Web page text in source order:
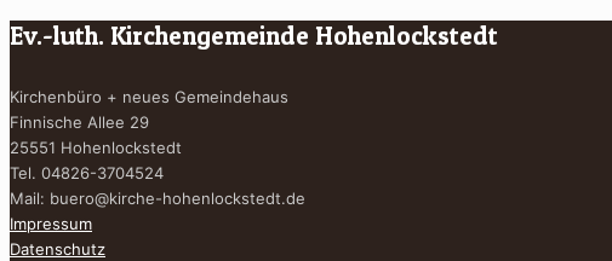
Ev.-luth. Kirchengemeinde Hohenlockstedt
Kirchenbüro + neues Gemeindehaus
Finnische Allee 29
25551 Hohenlockstedt
Tel. 04826-3704524
Mail: buero@kirche-hohenlockstedt.de
Impressum
Datenschutz